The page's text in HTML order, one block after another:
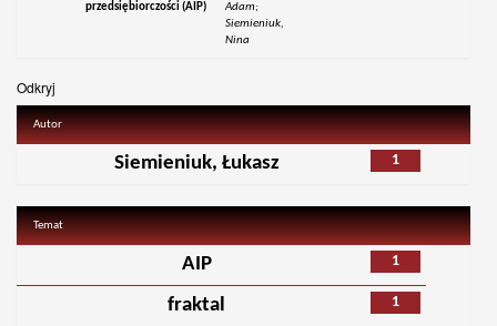
przedsiębiorczości (AIP)
Adam;
Siemieniuk,
Nina
Odkryj
Autor
1
Siemieniuk, Łukasz
Temat
1
AIP
1
fraktal